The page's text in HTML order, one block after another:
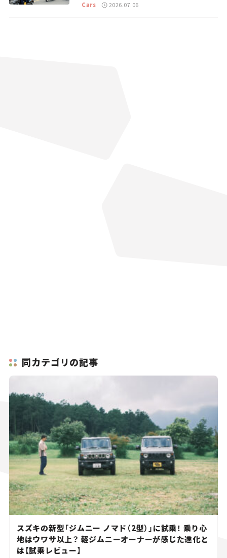
Cars 2026.07.06
同カテゴリの記事
スズキの新型「ジムニー ノマド（2型）」に試乗！ 乗り心
地はウワサ以上？ 軽ジムニーオーナーが感じた進化と
は【試乗レビュー】